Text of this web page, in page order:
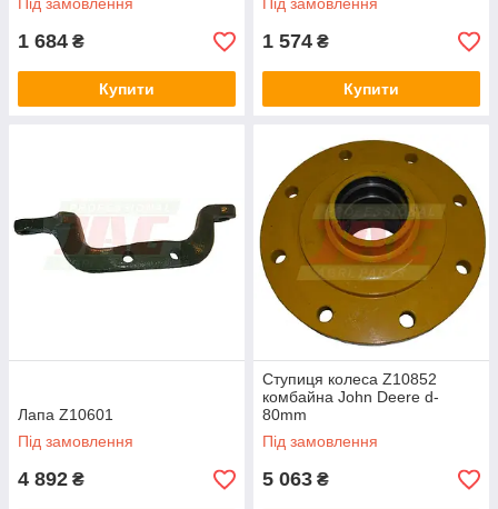
1 684 ₴
Купити
1 574 ₴
Купити
Лапа Z10601
Під замовлення
4 892 ₴
Ступиця колеса Z10852
комбайна John Deere d-
80mm
Під замовлення
5 063 ₴